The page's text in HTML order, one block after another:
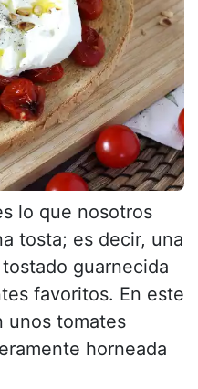
lo que nosotros
tosta; es decir, una
guarnecida
favoritos. En este
unos tomates
horneada